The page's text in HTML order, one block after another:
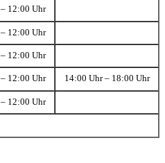
12:00 Uhr
12:00 Uhr
12:00 Uhr
12:00 Uhr 14:00 Uhr – 18:00 Uhr
12:00 Uhr